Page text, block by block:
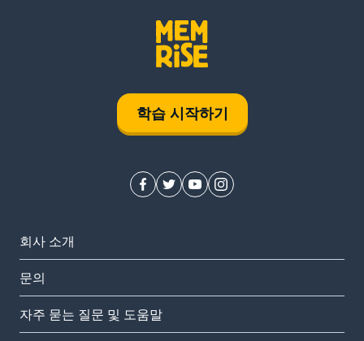
학습 시작하기
회사 소개
문의
자주 묻는 질문 및 도움말